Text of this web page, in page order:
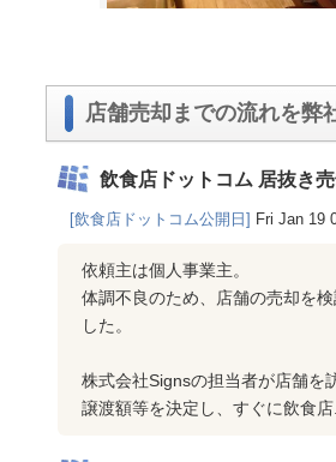
店舗売却までの流れを弊
飲食店ドットコム 居抜き
[飲食店ドットコム公開日] Fri Jan 19
依頼主は個人事業主。
体調不良のため、店舗の売却を
した。
株式会社Signsの担当者が店舗を
譲渡額等を決定し、すぐに飲食